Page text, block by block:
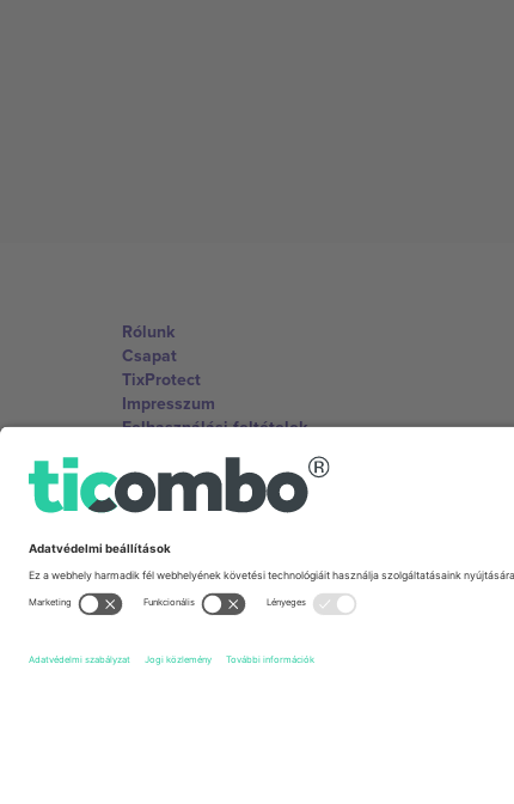
Rólunk
Csapat
TixProtect
Impresszum
Felhasználási feltételek
Partnerprogram